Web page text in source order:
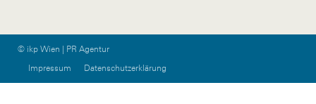
© ikp Wien | PR Agentur
Impressum
Datenschutzerklärung